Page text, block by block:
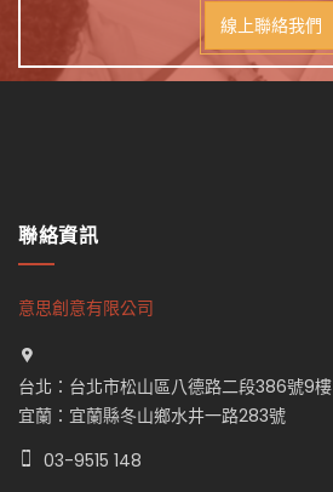
線上聯絡我們
聯絡資訊
意思創意有限公司
台北：台北市松山區八德路二段386號9樓
宜蘭：宜蘭縣冬山鄉水井一路283號
03-9515 148